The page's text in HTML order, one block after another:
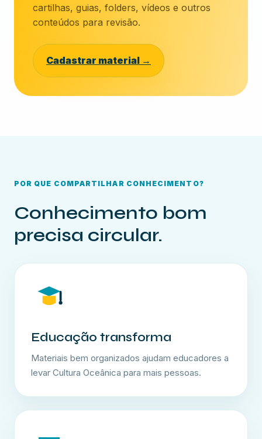
cartilhas, guias, folders, vídeos e outros
conteúdos para revisão.
Cadastrar material →
POR QUE COMPARTILHAR CONHECIMENTO?
Conhecimento bom
precisa circular.
Educação transforma
Materiais bem organizados ajudam educadores a
levar Cultura Oceânica para mais pessoas.